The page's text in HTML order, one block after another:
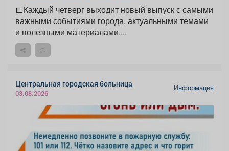
📅Каждый четверг выходит новый выпуск с самыми
важными событиями города, актуальными темами
и полезными материалами....
Центральная городская больница
03.08.2026
Информация